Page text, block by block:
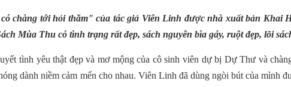
chàng tới hỏi thăm" của tác giả Viên Linh được nhà xuất bản Khai
Mùa Thu có tình trạng rất đẹp, sách nguyên bìa gáy, ruột đẹp, lõi
tình yêu thật đẹp và mơ mộng của cô sinh viên dự bị Dự Thư và
dành niềm cảm mến cho nhau. Viên Linh đã dùng ngòi bút của mình